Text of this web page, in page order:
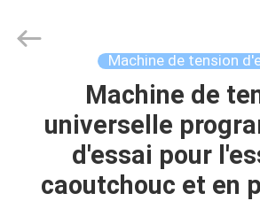
MAISON
Equipment
Machine de tension
Machine de
universelle
d'essai pour
caoutchouc et en